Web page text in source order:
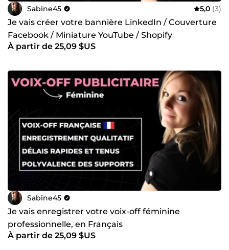
Sabine45 5,0 (3)
Je vais créer votre bannière LinkedIn / Couverture
Facebook / Miniature YouTube / Shopify
À partir de 25,09 $US
Sabine45
Je vais enregistrer votre voix-off féminine
professionnelle, en Français
À partir de 25,09 $US